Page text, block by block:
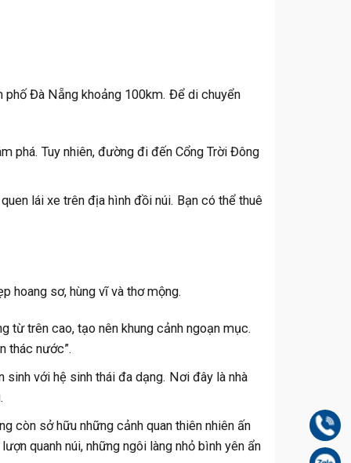
phố Đà Nẵng khoảng 100km. Để di chuyển
phá. Tuy nhiên, đường đi đến Cổng Trời Đông
lái xe trên địa hình đồi núi. Bạn có thể thuê
hoang sơ, hùng vĩ và thơ mộng.
từ trên cao, tạo nên khung cảnh ngoạn mục.
thác nước”.
với hệ sinh thái đa dạng. Nơi đây là nhà
còn sở hữu những cảnh quan thiên nhiên ấn
quanh núi, những ngôi làng nhỏ bình yên ẩn